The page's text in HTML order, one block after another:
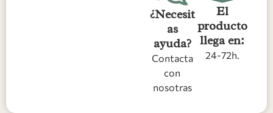
¿Necesit
as
ayuda?
Contacta
con
nosotras
El
producto
llega en:
24-72h.